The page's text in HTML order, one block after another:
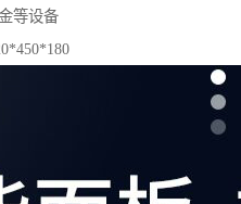
等设备